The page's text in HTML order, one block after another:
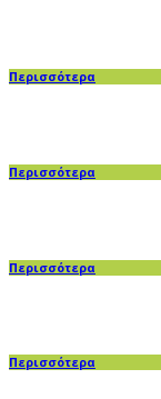
Περισσότερα
Περισσότερα
Περισσότερα
Περισσότερα